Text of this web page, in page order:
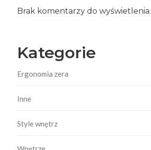
Brak komentarzy do wyświetlenia.
Kategorie
Ergonomia zera
Inne
Style wnętrz